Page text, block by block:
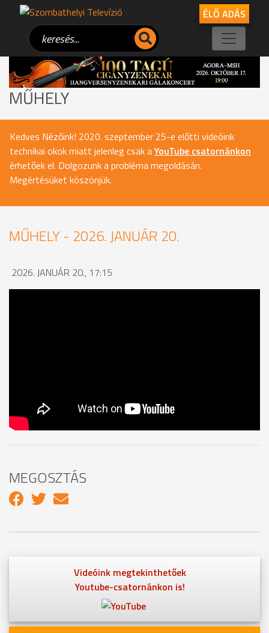
ÉLŐ ADÁS
MŰHELY
Kedves Nézőink! 2020. szeptember 25-e előtti videóink
technikai okok miatt jelenleg csak aYouTube csatornánkon
érhetőek el. Dolgozunk a probléma megoldásán.
Megértésüket köszönjük.
MŰHELY - 2026. JANUÁR 20.
2026. JANUÁR 20., 17:15
MEGOSZTÁS
Videóink megtekinthetőek
Youtube-csatornánkon is!